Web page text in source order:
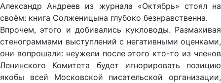
Александр Андреев из журнала «Октябрь» стоял на
своём: книга Солженицына глубоко безнравственна.
Впрочем, этого и добивались кукловоды. Размахивая
стенограммами выступлений с негативными оценками,
они вопрошали: неужели после этого кто-то из членов
Ленинского Комитета будет игнорировать позицию
якобы всей Московской писательской организации,